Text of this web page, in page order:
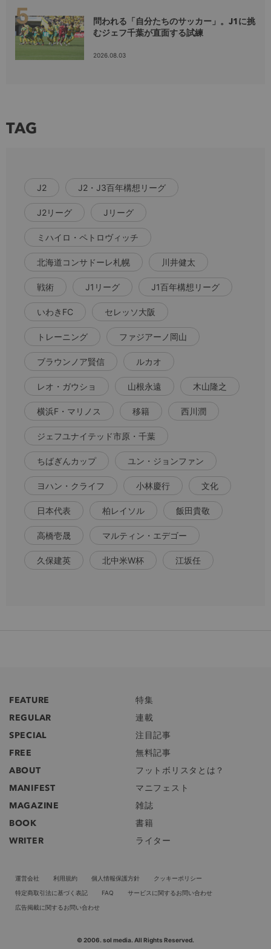
問われる「自分たちのサッカー」。J1に挑
むジェフ千葉が直面する試練
2026.08.03
TAG
J2 J2・J3百年構想リーグ
J2リーグ Jリーグ
ミハイロ・ペトロヴィッチ
北海道コンサドーレ札幌 川井健太
戦術 J1リーグ J1百年構想リーグ
いわきFC セレッソ大阪
トレーニング ファジアーノ岡山
ブラウンノア賢信 ルカオ
レオ・ガウショ 山根永遠 木山隆之
横浜F・マリノス 移籍 西川潤
ジェフユナイテッド市原・千葉
ちばぎんカップ ユン・ジョンファン
ヨハン・クライフ 小林慶行 文化
日本代表 柏レイソル 飯田貴敬
高橋壱晟 マルティン・エデゴー
久保建英 北中米W杯 江坂任
FEATURE
特集
REGULAR
連載
SPECIAL
注目記事
FREE
無料記事
ABOUT
フットボリスタとは？
MANIFEST
マニフェスト
MAGAZINE
雑誌
BOOK
書籍
WRITER
ライター
運営会社 利用規約 個人情報保護方針
クッキーポリシー
特定商取引法に基づく表記
FAQ
サービスに関するお問い合わせ
広告掲載に関するお問い合わせ
© 2006. sol media. All Rights Reserved.